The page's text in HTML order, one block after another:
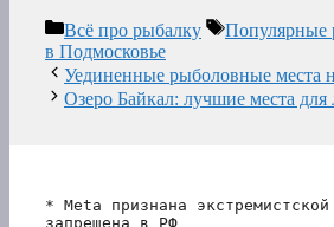
Рубрики
Всё про рыбалку Метки
Популярные
в Подмосковье
Уединенные рыболовные места
Озеро Байкал: лучшие места для
* Meta признана
запрещена в РФ